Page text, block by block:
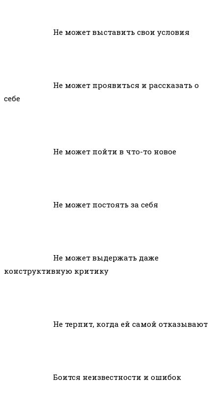
Не может выставить свои условия
Не может проявиться и рассказать о
себе
Не может пойти в что-то новое
Не может постоять за себя
Не может выдержать даже
конструктивную критику
Не терпит, когда ей самой отказывают
Боится неизвестности и ошибок